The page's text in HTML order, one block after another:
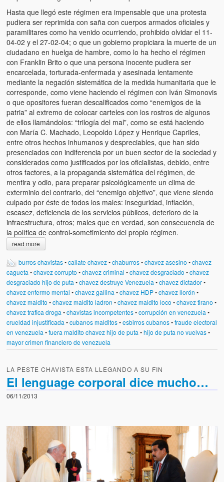
Hasta que llegó este régimen era impensable que una protesta
pudiera ser reprimida con saña con cuerpos armados oficiales y
paramilitares como ha venido ocurriendo, prohibido olvidar el 11-
04-02 y el 27-02-04; o que un gobierno propiciara la muerte de un
ciudadano en huelga de hambre, como lo ha hecho el régimen
con Franklin Brito o que una persona inocente pudiera ser
encarcelada, torturada-enfermada y asesinada lentamente
mediante la negación sistemática de la medida humanitaria que le
corresponde, como viene haciendo el régimen con Iván Simonovis
o que opositores fueran descalificados como “enemigos de la
patria” al extremo de colocar carteles con los rostros de algunos
de ellos llamándolos: “trilogía del mal”, como se está haciendo
con María C. Machado, Leopoldo López y Henrique Capriles,
entre otros hechos inhumanos y despreciables, que han sido
presenciados con indiferencia por un buen sector de la sociedad y
considerados como justificados por los oficialistas, debido, entre
otros factores, a la propaganda sistemática del régimen, de
mentira y odio, para preparar psicológicamente un clima de
exterminio del contrario, del “enemigo objetivo”, que viene siendo
culpado por éste de todos los males: inseguridad, inflación,
escasez, deficiencia de los servicios públicos, deterioro de la
infraestructura, otros; males que en verdad, son consecuencia de
la política de control-sometimiento del propio régimen.
read more
burros chavistas•callate chavez•chaburros•chavez asesino •chavez
cagueta •chavez corrupto •chavez criminal •chavez desgraciado •chavez
desgraciado hijo de puta •chavez destruye Venezuela •chavez dictador•
chavez enfermo mental •chavez gallina •chavez HDP•chavez llorón •
chavez maldito •chavez maldito ladron •chavez maldito loco •chavez tirano •
chavez trafica droga •chavistas incompetentes•corrupción en venezuela •
crueldad injustificada •cubanos malditos•esbirros cubanos•fraude electoral
en venezuela •fuera maldito chavez hijo de puta •hijo de puta no vuelvas•
mayor crimen financiero de venezuela
LA PESTE CHAVISTA ESTA LLEGANDO A SU FIN
El lenguage corporal dice mucho…
06/11/2013